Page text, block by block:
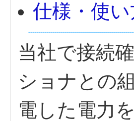
仕様・使い
当社で接続
ショナとの
電した電力